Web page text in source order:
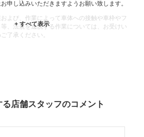
申し込みいただきますようお願い致します。
よび、作業によって車体への接触や車枠やフ
、法規を逸脱する作業については、お受けい
了承ください。
店舗スタッフのコメント